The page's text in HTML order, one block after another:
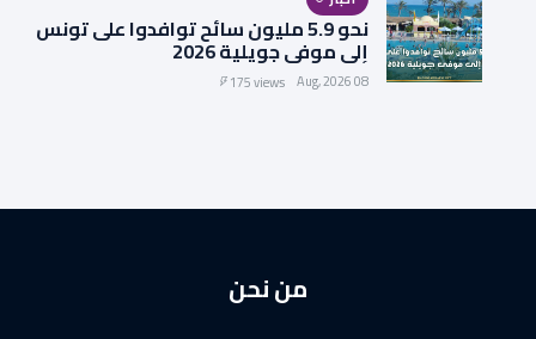
نحو 5.9 مليون سائح توافدوا على تونس
إلى موفى جويلية 2026
08 Aug, 2026
175 views
من نحن